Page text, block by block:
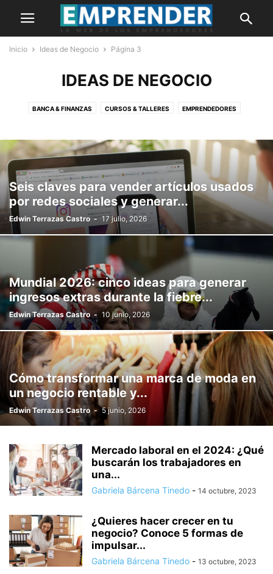
Inicio Ideas de Negocio Página 3
IDEAS DE NEGOCIO
BANCA & FINANZAS CURSOS & TALLERES EMPRENDEDORES
NOTICIAS OPINIÓN PORTADA
Seis claves para vender artículos usados
por redes sociales y generar...
Edwin Terrazas Castro - 17 julio, 2026
Mundial 2026: cinco ideas para generar
ingresos extras durante la fiebre...
Edwin Terrazas Castro - 10 junio, 2026
Cómo transformar una marca de moda en
un negocio rentable y...
Edwin Terrazas Castro - 5 junio, 2026
Mercado laboral en el 2024: ¿Qué
buscarán los trabajadores en
una...
Gabriela Bárcena Tinedo - 14 octubre, 2023
¿Quieres hacer crecer en tu
negocio? Conoce 5 formas de
impulsar...
Gabriela Bárcena Tinedo - 13 octubre, 2023